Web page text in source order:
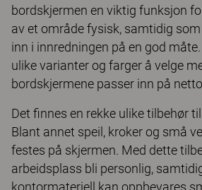
bordskjermen en viktig funksjon
av et område fysisk, samtidig
inn i innredningen på en god
ulike varianter og farger å velge
bordskjermene passer inn på
Det finnes en rekke ulike tilbehør
Blant annet speil, kroker og små
festes på skjermen. Med dette
arbeidsplass bli personlig,
kontormateriell kan oppbevares